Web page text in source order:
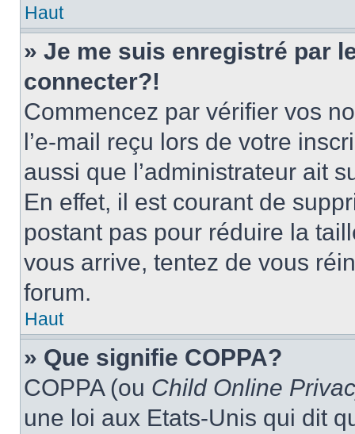
Haut
» Je me suis enregistré par
connecter?!
Commencez par vérifier vos
l’e-mail reçu lors de votre
aussi que l’administrateur ait
En effet, il est courant de
postant pas pour réduire la
vous arrive, tentez de vous
forum.
Haut
» Que signifie COPPA?
COPPA (ou Child Online
une loi aux Etats-Unis qui dit